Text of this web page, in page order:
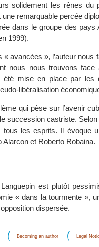
solidement les rênes
remarquable percée
dans le groupe des pays
1999).
« avancées », l’auteur
nous nous trouvons
mise en place par les
libéralisation
qui pèse sur l’avenir
succession castriste.
tous les esprits. Il évoque
Alarcon et Roberto Robaina.
Languepin est plutôt
« dans la tourmente »,
dispersée.
Becoming an author Legal